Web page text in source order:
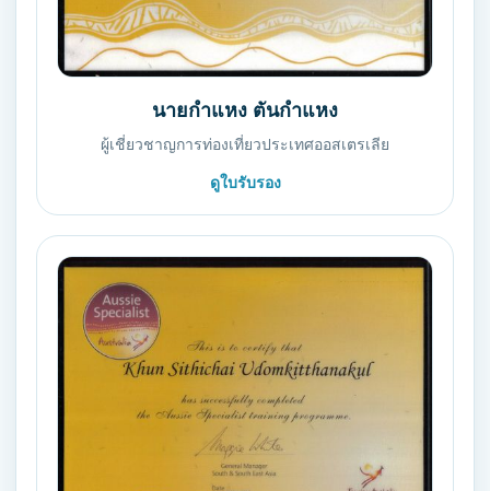
นายกำแหง ตันกำแหง
ผู้เชี่ยวชาญการท่องเที่ยวประเทศออสเตรเลีย
ดูใบรับรอง